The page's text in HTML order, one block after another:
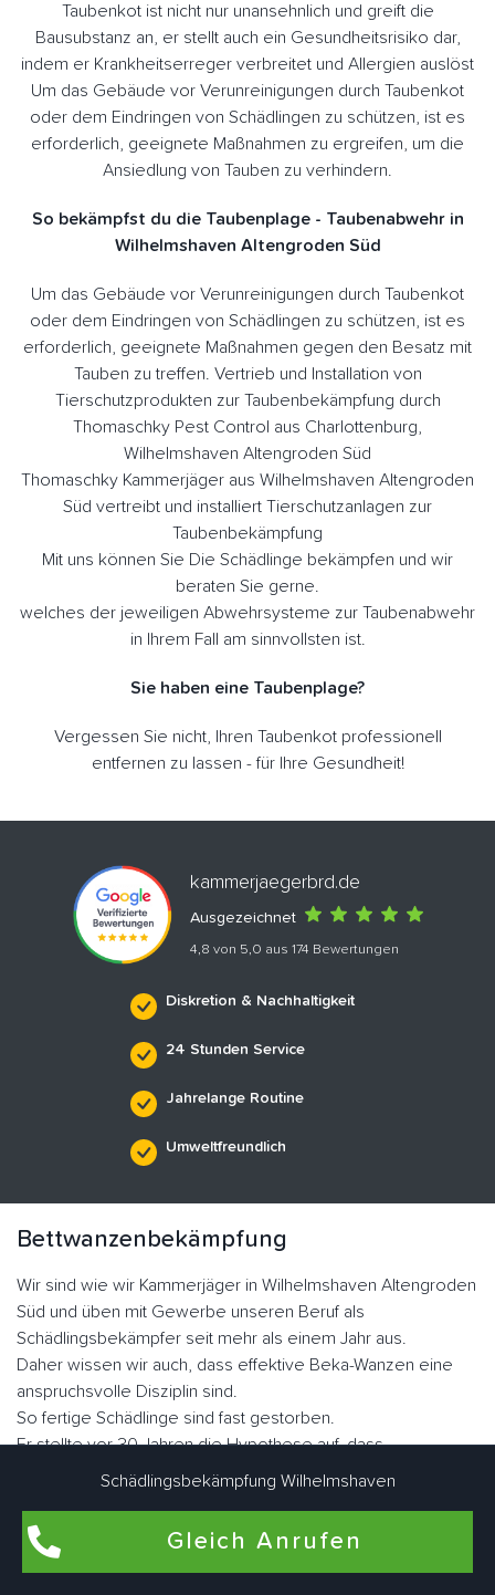
Taubenkot ist nicht nur unansehnlich und greift die
Bausubstanz an, er stellt auch ein Gesundheitsrisiko dar,
indem er Krankheitserreger verbreitet und Allergien auslöst
Um das Gebäude vor Verunreinigungen durch Taubenkot
oder dem Eindringen von Schädlingen zu schützen, ist es
erforderlich, geeignete Maßnahmen zu ergreifen, um die
Ansiedlung von Tauben zu verhindern.
So bekämpfst du die Taubenplage - Taubenabwehr in
Wilhelmshaven Altengroden Süd
Um das Gebäude vor Verunreinigungen durch Taubenkot
oder dem Eindringen von Schädlingen zu schützen, ist es
erforderlich, geeignete Maßnahmen gegen den Besatz mit
Tauben zu treffen. Vertrieb und Installation von
Tierschutzprodukten zur Taubenbekämpfung durch
Thomaschky Pest Control aus Charlottenburg,
Wilhelmshaven Altengroden Süd
Thomaschky Kammerjäger aus Wilhelmshaven Altengroden
Süd vertreibt und installiert Tierschutzanlagen zur
Taubenbekämpfung
Mit uns können Sie Die Schädlinge bekämpfen und wir
beraten Sie gerne.
welches der jeweiligen Abwehrsysteme zur Taubenabwehr
in Ihrem Fall am sinnvollsten ist.
Sie haben eine Taubenplage?
Vergessen Sie nicht, Ihren Taubenkot professionell
entfernen zu lassen - für Ihre Gesundheit!
kammerjaegerbrd.de
Ausgezeichnet
4,8 von 5,0 aus 174 Bewertungen
Diskretion & Nachhaltigkeit
24 Stunden Service
Jahrelange Routine
Umweltfreundlich
Bettwanzenbekämpfung
Wir sind wie wir Kammerjäger in Wilhelmshaven Altengroden
Süd und üben mit Gewerbe unseren Beruf als
Schädlingsbekämpfer seit mehr als einem Jahr aus.
Daher wissen wir auch, dass effektive Beka-Wanzen eine
anspruchsvolle Disziplin sind.
So fertige Schädlinge sind fast gestorben.
Er stellte vor 30 Jahren die Hypothese auf, dass
blutsaugende Ektoparasiten auftreten würden.
Plattwürmern dank Resistenzen.
Die Familie der Graswanzen hat sich im Laufe der Evolution
sehr gut angepasst.
Schädlingsbekämpfung Wilhelmshaven
Gleich Anrufen